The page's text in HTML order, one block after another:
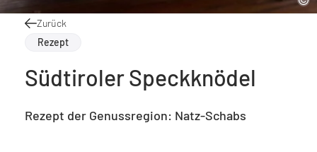
Zurück
Rezept
Südtiroler Speckknödel
Rezept der Genussregion: Natz-Schabs